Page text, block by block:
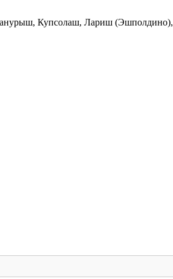
Купсолаш, Лариш (Эшполдино),